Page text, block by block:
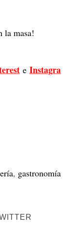
la masa!
e Instagra
, gastronomía